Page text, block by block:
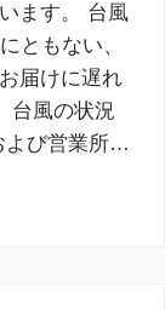
ます。 台風
ともない、
届けに遅れ
台風の状況
よび営業所…